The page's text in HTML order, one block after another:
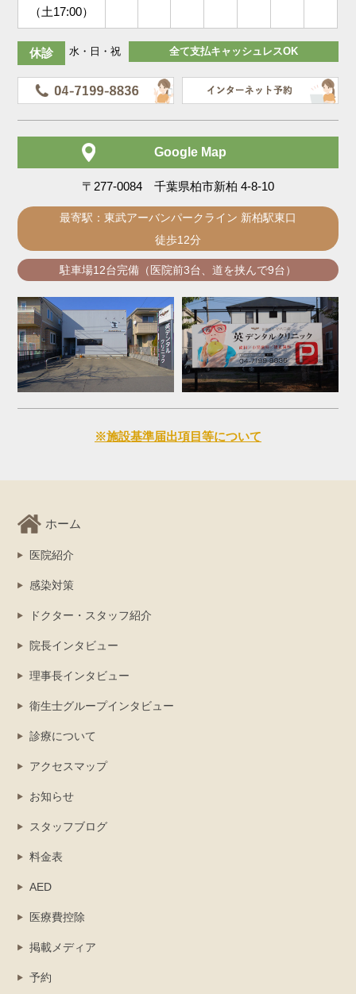
（土17:00）
休診 水・日・祝 全て支払キャッシュレスOK
Google Map
〒277-0084 千葉県柏市新柏 4-8-10
最寄駅：東武アーバンパークライン 新柏駅東口
徒歩12分
駐車場12台完備（医院前3台、道を挟んで9台）
※施設基準届出項目等について
ホーム
医院紹介
感染対策
ドクター・スタッフ紹介
院長インタビュー
理事長インタビュー
衛生士グループインタビュー
診療について
アクセスマップ
お知らせ
スタッフブログ
料金表
AED
医療費控除
掲載メディア
予約